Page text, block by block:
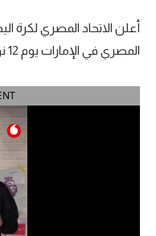
الدوري الإنجليزي الممتاز
الدوري الإسباني
الدوري السعودي
أعلن الاتحاد المصري لكرة
المصري في الإمارات يوم 12 نوفمبر.